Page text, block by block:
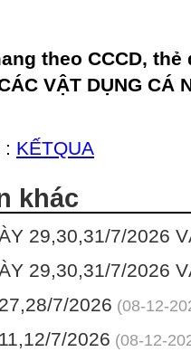
theo CCCD,
VẬT DỤNG CÁ
: KẾTQUA
khác
29,30,31/7/2026
29,30,31/7/2026
7/2026 (08-12-
7/2026 (08-12-